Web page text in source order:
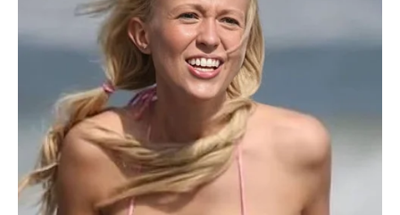
Poruka perioda:Veruj svom osećaju – on zna put.